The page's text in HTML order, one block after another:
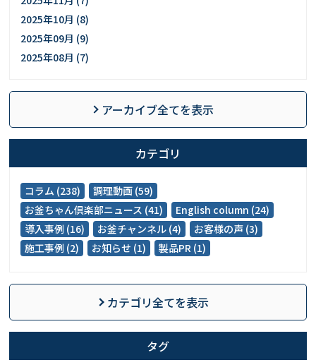
2025年10月 (8)
2025年09月 (9)
2025年08月 (7)
アーカイブ全てを表示
カテゴリ
コラム (238)
調理動画 (59)
お釜ちゃん倶楽部ニュース (41)
English column (24)
導入事例 (16)
お釜チャンネル (4)
お客様の声 (3)
施工事例 (2)
お知らせ (1) 製品PR (1)
カテゴリ全てを表示
タグ